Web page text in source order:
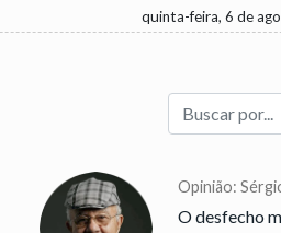
quinta-feira, 6 de
Buscar
Opinião:
O desfecho